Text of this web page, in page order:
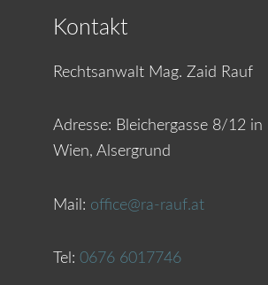
Kontakt
Rechtsanwalt Mag. Zaid Rauf
Adresse: Bleichergasse 8/12 in
Wien, Alsergrund
Mail: office@ra-rauf.at
Tel: 0676 6017746